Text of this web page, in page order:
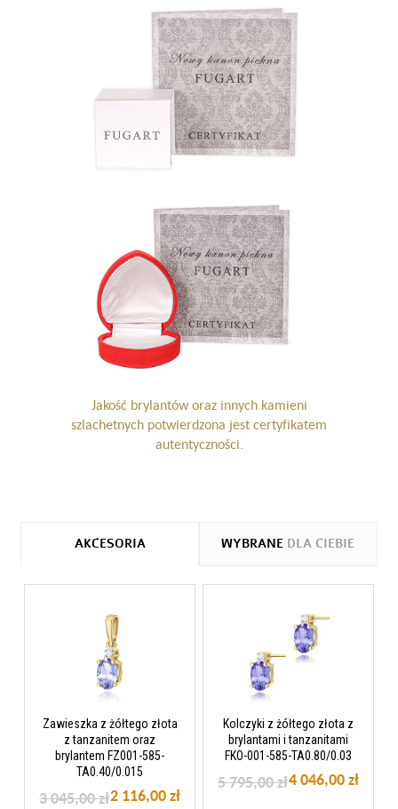
Jakość brylantów oraz innych kamieni
szlachetnych potwierdzona jest certyfikatem
autentyczności.
AKCESORIA WYBRANE DLA CIEBIE
Zawieszka z żółtego złota
z tanzanitem oraz
brylantem FZ001-585-
TA0.40/0.015
2 116,00 zł
3 045,00 zł
Kolczyki z żółtego złota z
brylantami i tanzanitami
FKO-001-585-TA0.80/0.03
4 046,00 zł
5 795,00 zł